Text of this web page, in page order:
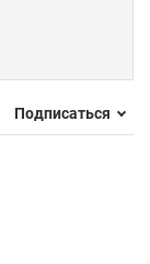
Подписаться